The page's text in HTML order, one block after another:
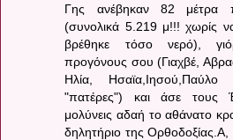
Γης ανέβηκαν 82
(συνολικά 5.219 μ!!! χωρίς
βρέθηκε τόσο νερό),
προγόνους σου (Γιαχβέ,
Ηλία, Ησαϊα,Ιησού,Παύλο
"πατέρες") και άσε τους
μολύνεις αδαή το αθάνατο
δηλητήριο της